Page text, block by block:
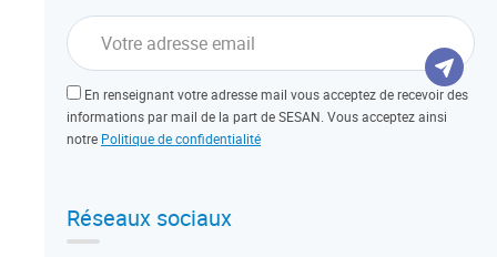
En renseignant votre adresse mail vous acceptez de recevoir des
informations par mail de la part de SESAN. Vous acceptez ainsi
notre Politique de confidentialité
Réseaux sociaux